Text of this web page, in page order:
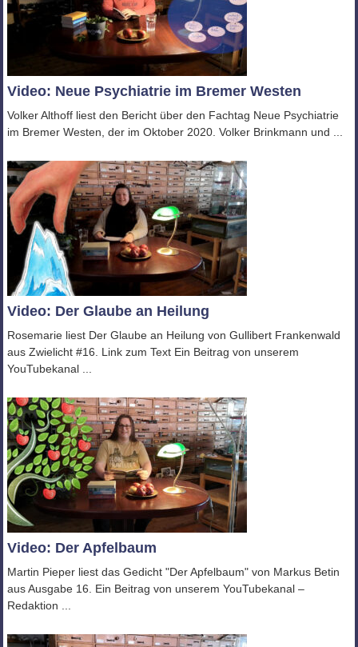
Video: Neue Psychiatrie im Bremer Westen
Volker Althoff liest den Bericht über den Fachtag Neue Psychiatrie
im Bremer Westen, der im Oktober 2020. Volker Brinkmann und ...
Video: Der Glaube an Heilung
Rosemarie liest Der Glaube an Heilung von Gullibert Frankenwald
aus Zwielicht #16. Link zum Text Ein Beitrag von unserem
YouTubekanal ...
Video: Der Apfelbaum
Martin Pieper liest das Gedicht "Der Apfelbaum" von Markus Betin
aus Ausgabe 16. Ein Beitrag von unserem YouTubekanal –
Redaktion ...